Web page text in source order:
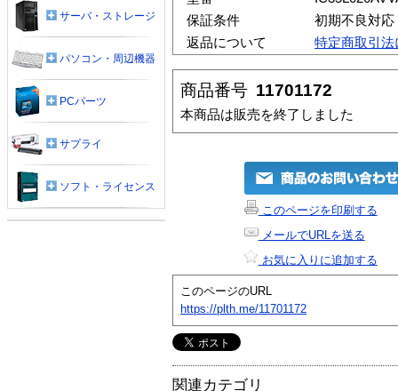
保証条件
初期不良対
返品について
特定商取引
商品番号 11701172
本商品は販売を終了しました
このページを印刷する
メールでURLを送る
お気に入りに追加する
このページのURL
https://plth.me/11701172
関連カテゴリ
サーバ・ストレージ
パソコン・周辺機器
PCパーツ
サプライ
ソフト・ライセンス